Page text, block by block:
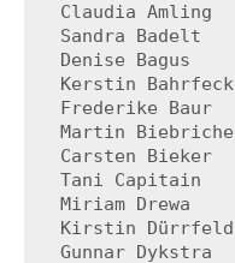
Claudia Amling
Sandra Badelt
Denise Bagus
Kerstin Bahrfeck
Frederike Baur
Martin
Carsten Bieker
Tani Capitain
Miriam Drewa
Kirstin Dürrfeld
Gunnar Dykstra